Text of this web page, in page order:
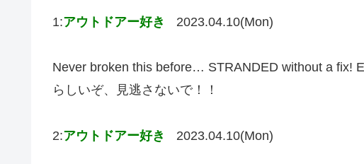
1:アウトドアー好き 2023.04.10(Mon)
Never broken this before… STRANDED without a fix!
らしいぞ、見逃さないで！！
2:アウトドアー好き 2023.04.10(Mon)